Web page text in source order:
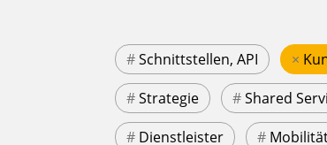
#Schnittstellen, API ×
#Strategie #Shared
# Dienstleister #